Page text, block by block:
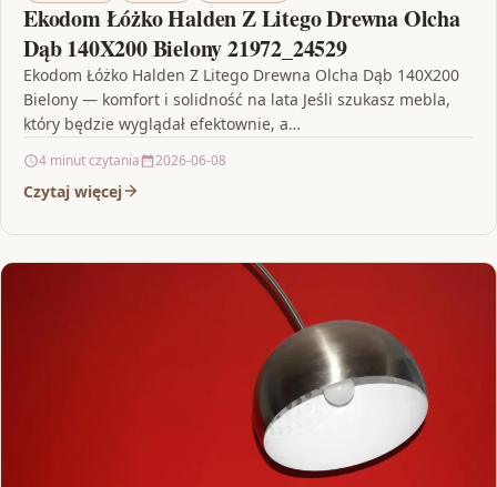
Ekodom Łóżko Halden Z Litego Drewna Olcha
Dąb 140X200 Bielony 21972_24529
Ekodom Łóżko Halden Z Litego Drewna Olcha Dąb 140X200
Bielony — komfort i solidność na lata Jeśli szukasz mebla,
który będzie wyglądał efektownie, a…
4 minut czytania 2026-06-08
Czytaj więcej